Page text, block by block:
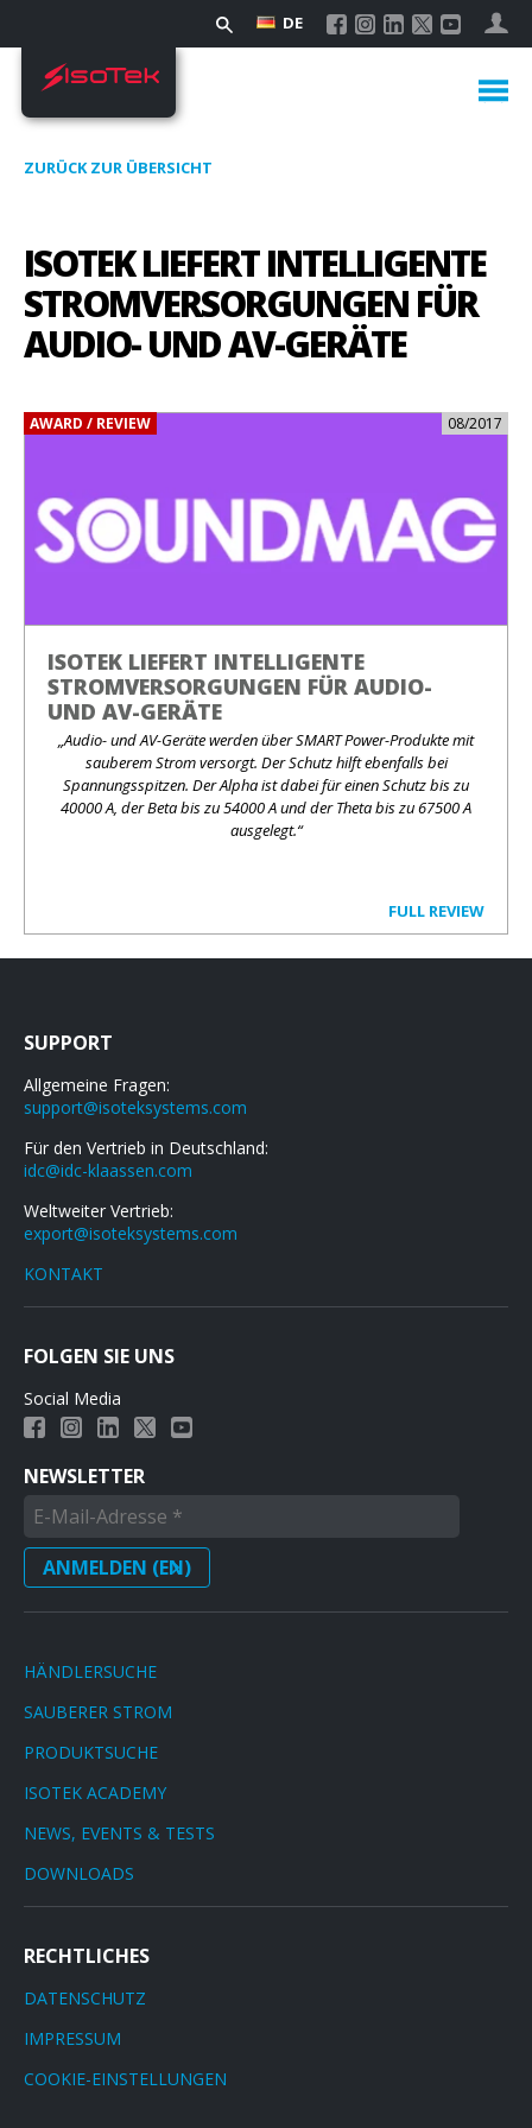
DE
ZURÜCK ZUR ÜBERSICHT
ISOTEK LIEFERT INTELLIGENTE
STROMVERSORGUNGEN FÜR
AUDIO- UND AV-GERÄTE
AWARD / REVIEW 08/2017
ISOTEK LIEFERT INTELLIGENTE
STROMVERSORGUNGEN FÜR AUDIO-
UND AV-GERÄTE
„Audio- und AV-Geräte werden über SMART Power-Produkte mit
sauberem Strom versorgt. Der Schutz hilft ebenfalls bei
Spannungsspitzen. Der Alpha ist dabei für einen Schutz bis zu
40000 A, der Beta bis zu 54000 A und der Theta bis zu 67500 A
ausgelegt.“
FULL REVIEW
SUPPORT
Allgemeine Fragen:
support@isoteksystems.com
Für den Vertrieb in Deutschland:
idc@idc-klaassen.com
Weltweiter Vertrieb:
export@isoteksystems.com
KONTAKT
FOLGEN SIE UNS
Social Media
NEWSLETTER
HÄNDLERSUCHE
SAUBERER STROM
PRODUKTSUCHE
ISOTEK ACADEMY
NEWS, EVENTS & TESTS
DOWNLOADS
RECHTLICHES
DATENSCHUTZ
IMPRESSUM
COOKIE-EINSTELLUNGEN